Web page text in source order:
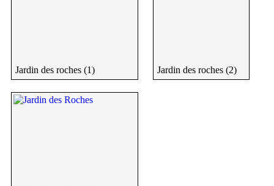
Jardin des roches (1) Jardin des roches (2)